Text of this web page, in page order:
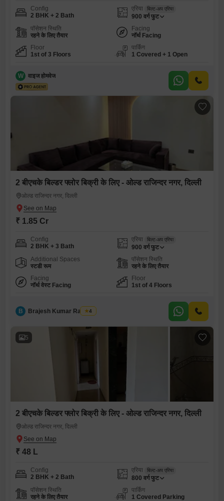
Config
2 BHK + 2 Bath
एरिया बिल्ट-अप एरिया
900 वर्ग फुट
पॉसेशन स्थिति
रहने के लिए तैयार
Facing
नॉर्थ Facing
Floor
1st of 3 Floors
पार्किंग
1 Covered + 1 Open
W वाइज होमवेज
2 बीएचके बिल्डर फ्लोर बिक्री के लिए - ओल्ड राजिन्दर नगर, दिल्ली
ओल्ड राजिन्दर नगर, दिल्ली
₹ 1.85 Cr
Config
2 BHK + 3 Bath
एरिया बिल्ट-अप एरिया
900 वर्ग फुट
Additional Spaces
स्टडी रूम
पॉसेशन स्थिति
रहने के लिए तैयार
Facing
नॉर्थ वेस्ट Facing
Floor
1st of 4 Floors
B Brajesh Kumar Raikwar
4
5
2 बीएचके बिल्डर फ्लोर बिक्री के लिए - ओल्ड राजिन्दर नगर, दिल्ली
ओल्ड राजिन्दर नगर, दिल्ली
₹ 48 L
Config
2 BHK + 2 Bath
एरिया बिल्ट-अप एरिया
800 वर्ग फुट
पॉसेशन स्थिति
रहने के लिए तैयार
पार्किंग
1 Covered Parking